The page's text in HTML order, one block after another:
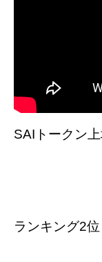
SAIトークン
ランキング2位